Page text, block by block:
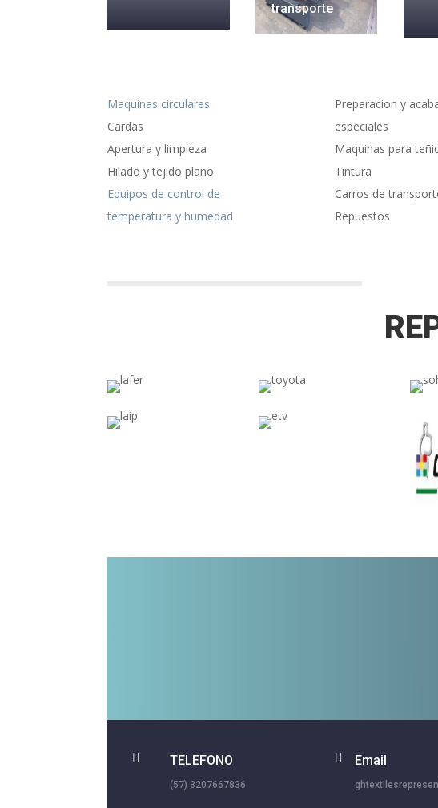
transporte
Maquinas circulares
Cardas
Apertura y limpieza
Hilado y tejido plano
Equipos de control de
temperatura y humedad
Preparacion y
especiales
Maquinas para
Tintura
Carros de
Repuestos
 TELEFONO
(57) 3207667836
 Email